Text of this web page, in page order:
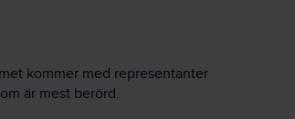
kommer med representanter
är mest berörd.